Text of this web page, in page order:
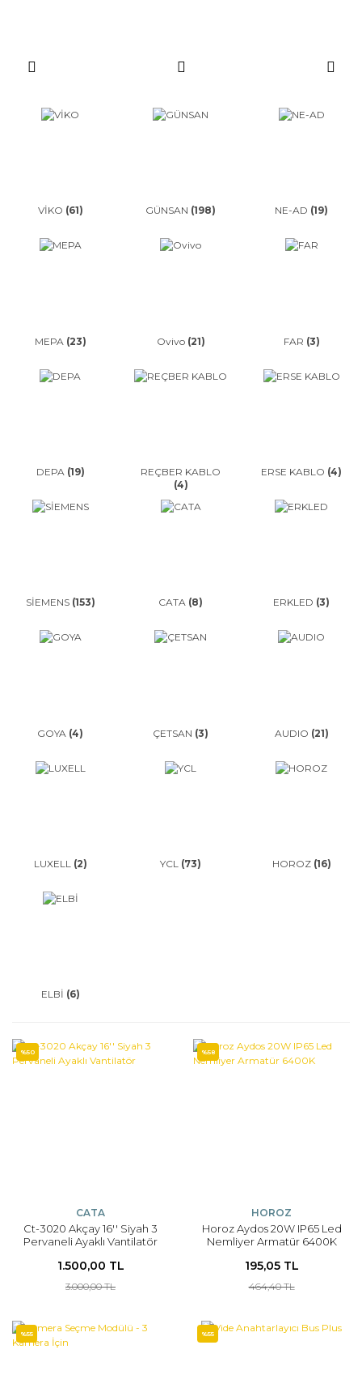
VİKO (61) GÜNSAN (198) NE-AD (19)
MEPA (23) Ovivo (21) FAR (3)
DEPA (19)
REÇBER KABLO
(4)
ERSE KABLO (4)
SİEMENS (153) CATA (8) ERKLED (3)
GOYA (4) ÇETSAN (3) AUDIO (21)
LUXELL (2) YCL (73) HOROZ (16)
ELBİ (6)
%50
CATA
Ct-3020 Akçay 16'' Siyah 3
Pervaneli Ayaklı Vantilatör
1.500,00 TL
3.000,00 TL
%58
HOROZ
Horoz Aydos 20W IP65 Led
Nemliyer Armatür 6400K
195,05 TL
464,40 TL
%55 %55